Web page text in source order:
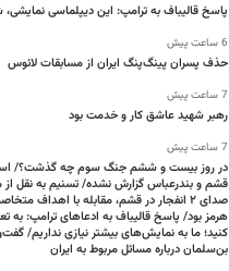
پاسخ قالیباف به ترامپ: این دیپلماسی
6 ساعت پیش
حذف پسران پینگ‌پنگ ایران از مسابقات لائوس
7 ساعت پیش
رهبر شهید عاشق کار و خدمت بود
7 ساعت پیش
در روز بیست و ششم جنگ سوم چه گذشت؟/
قشم و بندرعباس گزارش نشده/ تسنیم به نقل از
صدای ۲ انفجار در قشم، مقابله با اهداف
هرمز بود/ پاسخ قالیباف به ادعاهای ترامپ: به
کنید؛ ما به نمایش‌های بیشتر نیازی نداریم/
بن‌سلمان درباره مسائل مربوط به ایران